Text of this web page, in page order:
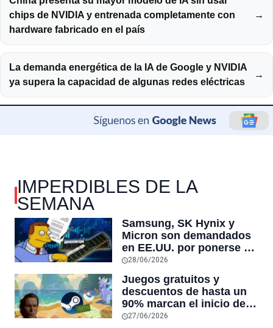
chips de NVIDIA y entrenada completamente con
hardware fabricado en el país
→
La demanda energética de la IA de Google y NVIDIA
ya supera la capacidad de algunas redes eléctricas
→
IMPERDIBLES DE LA
SEMANA
Samsung, SK Hynix y
Micron son demandados
en EE.UU. por ponerse de
acuerdo para mantener la
los precios
28/06/2026
Juegos gratuitos y
descuentos de hasta un
90% marcan el inicio de
las ofertas de verano de
27/06/2026